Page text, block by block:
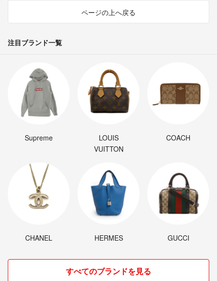
ページの上へ戻る
注目ブランド一覧
Supreme
LOUIS
VUITTON
COACH
CHANEL HERMES GUCCI
すべてのブランドを見る